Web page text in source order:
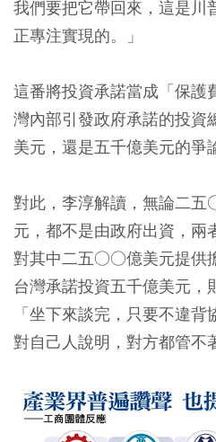
我們要把它帶回來，這是川
正專注實現的。」
這番將投資承諾當成「保護
灣內部引發政府承諾的投
美元，還是五千億美元的爭
對此，李淳解讀，無論二
元，都不是由政府出資，兩
對其中二五○○億美元提供
台灣承諾投資五千億美元，
「坐下來談完，只要不違
對自己人說明，對方都管不